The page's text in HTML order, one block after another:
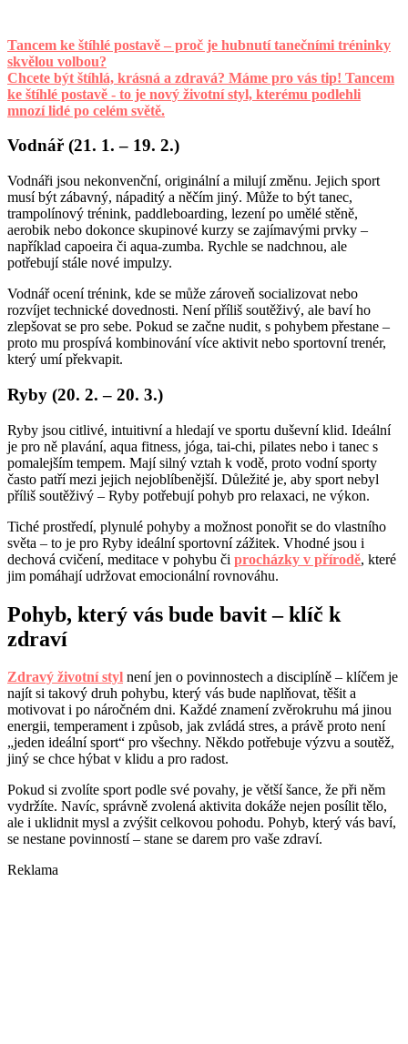
Tancem ke štíhlé postavě – proč je hubnutí tanečními tréninky
skvělou volbou?
Chcete být štíhlá, krásná a zdravá? Máme pro vás tip! Tancem
ke štíhlé postavě - to je nový životní styl, kterému podlehli
mnozí lidé po celém světě.
Vodnář (21. 1. – 19. 2.)
Vodnáři jsou nekonvenční, originální a milují změnu. Jejich sport
musí být zábavný, nápaditý a něčím jiný. Může to být tanec,
trampolínový trénink, paddleboarding, lezení po umělé stěně,
aerobik nebo dokonce skupinové kurzy se zajímavými prvky –
například capoeira či aqua-zumba. Rychle se nadchnou, ale
potřebují stále nové impulzy.
Vodnář ocení trénink, kde se může zároveň socializovat nebo
rozvíjet technické dovednosti. Není příliš soutěživý, ale baví ho
zlepšovat se pro sebe. Pokud se začne nudit, s pohybem přestane –
proto mu prospívá kombinování více aktivit nebo sportovní trenér,
který umí překvapit.
Ryby (20. 2. – 20. 3.)
Ryby jsou citlivé, intuitivní a hledají ve sportu duševní klid. Ideální
je pro ně plavání, aqua fitness, jóga, tai-chi, pilates nebo i tanec s
pomalejším tempem. Mají silný vztah k vodě, proto vodní sporty
často patří mezi jejich nejoblíbenější. Důležité je, aby sport nebyl
příliš soutěživý – Ryby potřebují pohyb pro relaxaci, ne výkon.
Tiché prostředí, plynulé pohyby a možnost ponořit se do vlastního
světa – to je pro Ryby ideální sportovní zážitek. Vhodné jsou i
dechová cvičení, meditace v pohybu či procházky v přírodě, které
jim pomáhají udržovat emocionální rovnováhu.
Pohyb, který vás bude bavit – klíč k
zdraví
Zdravý životní styl není jen o povinnostech a disciplíně – klíčem je
najít si takový druh pohybu, který vás bude naplňovat, těšit a
motivovat i po náročném dni. Každé znamení zvěrokruhu má jinou
energii, temperament i způsob, jak zvládá stres, a právě proto není
„jeden ideální sport“ pro všechny. Někdo potřebuje výzvu a soutěž,
jiný se chce hýbat v klidu a pro radost.
Pokud si zvolíte sport podle své povahy, je větší šance, že při něm
vydržíte. Navíc, správně zvolená aktivita dokáže nejen posílit tělo,
ale i uklidnit mysl a zvýšit celkovou pohodu. Pohyb, který vás baví,
se nestane povinností – stane se darem pro vaše zdraví.
Reklama